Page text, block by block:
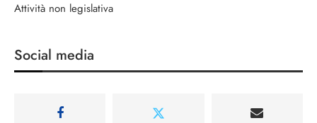
Attività non legislativa
Social media